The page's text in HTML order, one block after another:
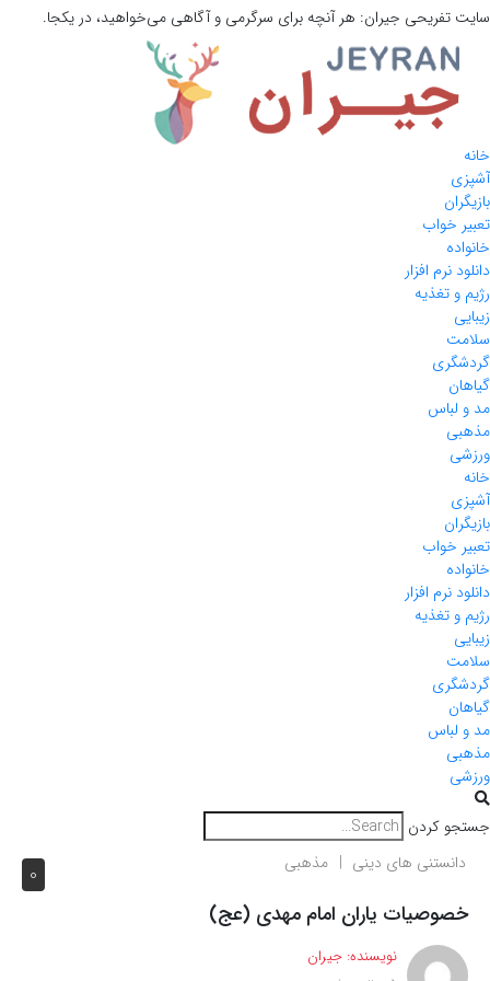
سایت تفریحی جیران: هر آنچه برای سرگرمی و آگاهی می‌خواهید، در یکجا.
خانه
آشپزی
بازیگران
تعبیر خواب
خانواده
دانلود نرم افزار
رژیم و تغذیه
زیبایی
سلامت
گردشگری
گیاهان
مد و لباس
مذهبی
ورزشی
خانه
آشپزی
بازیگران
تعبیر خواب
خانواده
دانلود نرم افزار
رژیم و تغذیه
زیبایی
سلامت
گردشگری
گیاهان
مد و لباس
مذهبی
ورزشی
جستجو کردن
0 دانستنی های دینی مذهبی
خصوصیات یاران امام مهدی (عج)
نویسنده: جیران